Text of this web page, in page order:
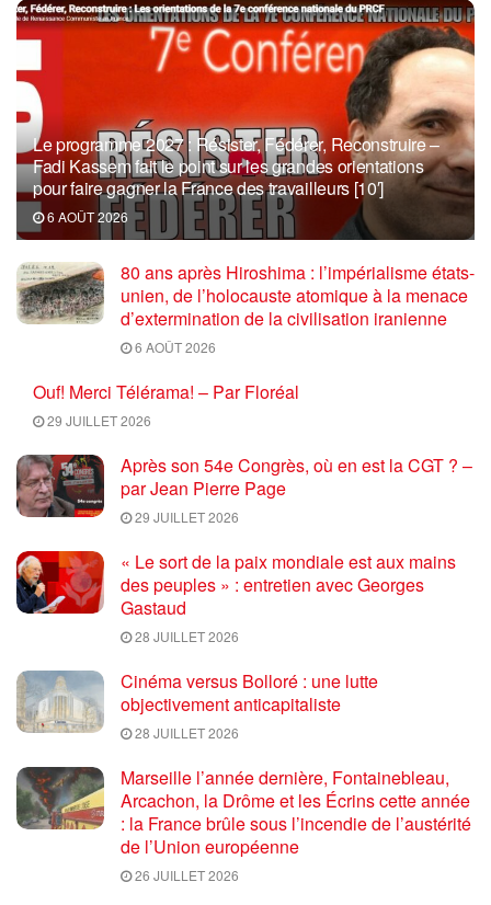
Le programme 2027 : Résister, Fédérer, Reconstruire –
Fadi Kassem fait le point sur les grandes orientations
pour faire gagner la France des travailleurs [10′]
6 AOÛT 2026
80 ans après Hiroshima : l’impérialisme états-
unien, de l’holocauste atomique à la menace
d’extermination de la civilisation iranienne
6 AOÛT 2026
Ouf! Merci Télérama! – Par Floréal
29 JUILLET 2026
Après son 54e Congrès, où en est la CGT ? –
par Jean Pierre Page
29 JUILLET 2026
« Le sort de la paix mondiale est aux mains
des peuples » : entretien avec Georges
Gastaud
28 JUILLET 2026
Cinéma versus Bolloré : une lutte
objectivement anticapitaliste
28 JUILLET 2026
Marseille l’année dernière, Fontainebleau,
Arcachon, la Drôme et les Écrins cette année
: la France brûle sous l’incendie de l’austérité
de l’Union européenne
26 JUILLET 2026